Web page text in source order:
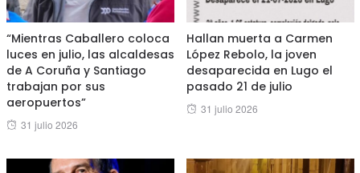
“Mientras Caballero coloca
luces en julio, las alcaldesas
de A Coruña y Santiago
trabajan por sus
aeropuertos”
Posted
31 julio 2026
Hallan muerta a Carmen
López Rebolo, la joven
desaparecida en Lugo el
pasado 21 de julio
Posted
31 julio 2026